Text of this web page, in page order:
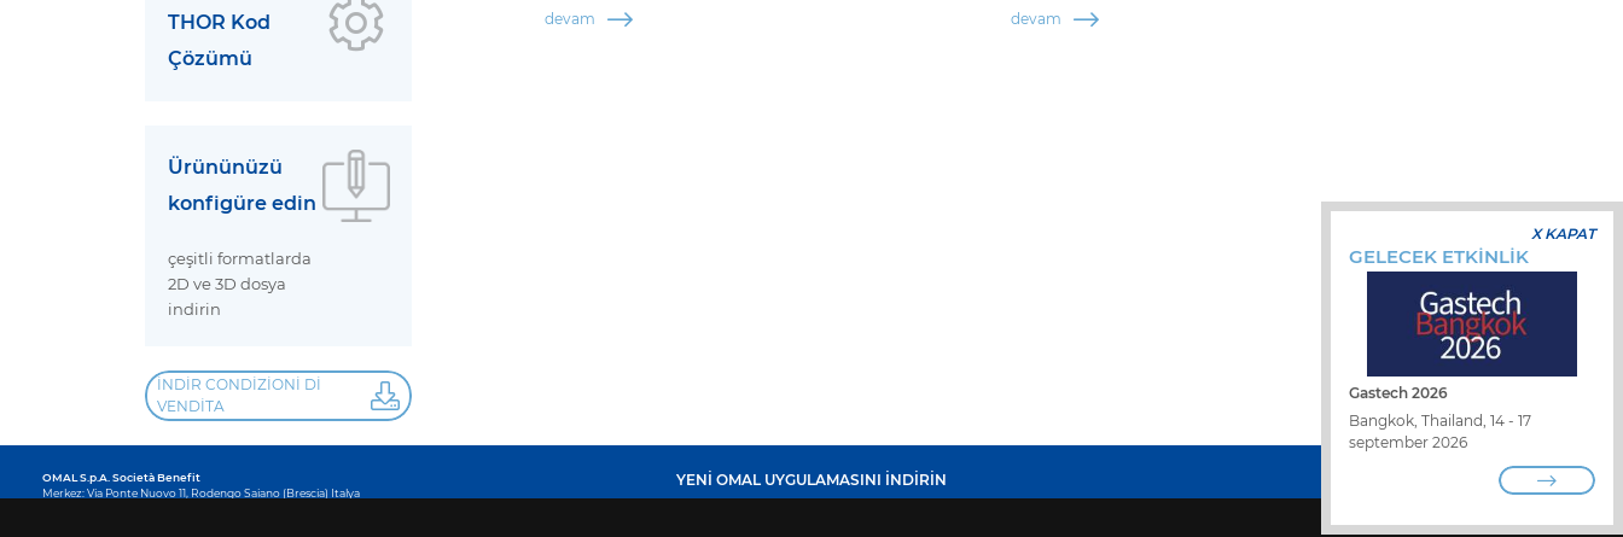
THOR Kod
Çözümü
Ürününüzü
konfigüre edin
çeşitli formatlarda
2D ve 3D dosya
indirin
İNDIR CONDIZIONI DI
VENDITA
devam devam
OMAL S.p.A. Società Benefit
Merkez: Via Ponte Nuovo 11, Rodengo Saiano (Brescia) Italya
YENİ OMAL UYGULAMASINI İNDİRİN
BİZİMLE ÇALIŞIN
BİZE ULAŞIN
X KAPAT
GELECEK ETKİNLİK
Gastech 2026
Bangkok, Thailand, 14 - 17
september 2026